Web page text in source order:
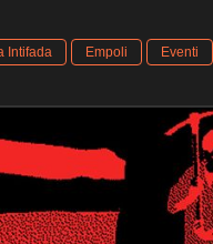
Intifada Empoli Eventi